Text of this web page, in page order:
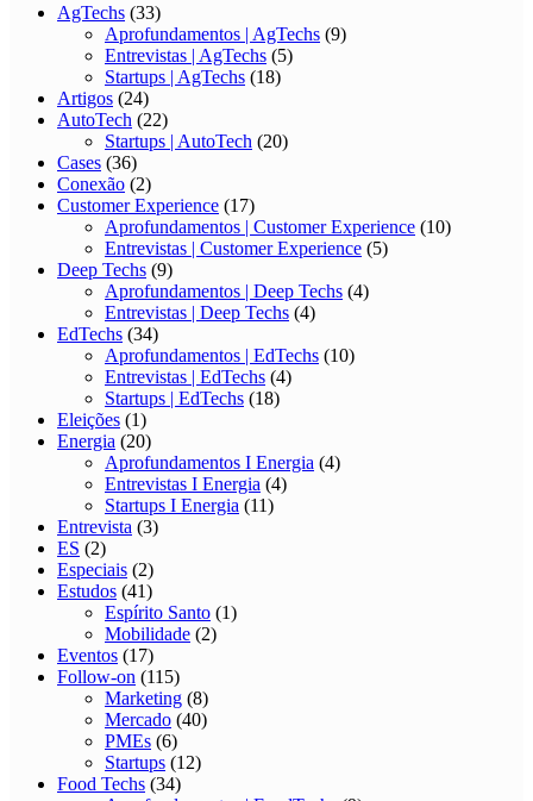
AgTechs (33)
Aprofundamentos | AgTechs (9)
Entrevistas | AgTechs (5)
Startups | AgTechs (18)
Artigos (24)
AutoTech (22)
Startups | AutoTech (20)
Cases (36)
Conexão (2)
Customer Experience (17)
Aprofundamentos | Customer Experience (10)
Entrevistas | Customer Experience (5)
Deep Techs (9)
Aprofundamentos | Deep Techs (4)
Entrevistas | Deep Techs (4)
EdTechs (34)
Aprofundamentos | EdTechs (10)
Entrevistas | EdTechs (4)
Startups | EdTechs (18)
Eleições (1)
Energia (20)
Aprofundamentos I Energia (4)
Entrevistas I Energia (4)
Startups I Energia (11)
Entrevista (3)
ES (2)
Especiais (2)
Estudos (41)
Espírito Santo (1)
Mobilidade (2)
Eventos (17)
Follow-on (115)
Marketing (8)
Mercado (40)
PMEs (6)
Startups (12)
Food Techs (34)